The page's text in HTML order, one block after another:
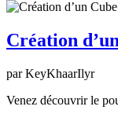
Création
par KeyKhaarIlyr
Venez découvrir le